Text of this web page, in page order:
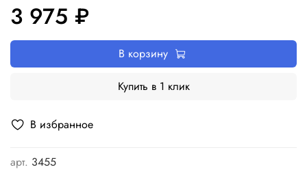
В избранное
арт. 3455
3 975 ₽
В корзину
Купить в 1 клик